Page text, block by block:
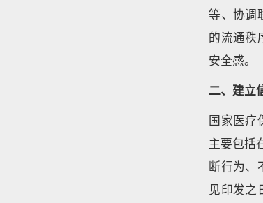
等、协调
的流通秩
安全感。
二、建立
国家医疗
主要包括
断行为、
见印发之